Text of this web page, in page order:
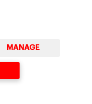
MANAGE
of Navarra